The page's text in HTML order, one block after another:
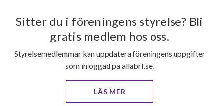
Sitter du i föreningens styrelse? Bli
gratis medlem hos oss.
Styrelsemedlemmar kan uppdatera föreningens uppgifter
som inloggad på allabrf.se.
LÄS MER